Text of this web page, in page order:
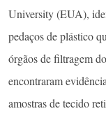
University (EUA),
pedaços de plástico
órgãos de filtragem
encontraram
amostras de tecido